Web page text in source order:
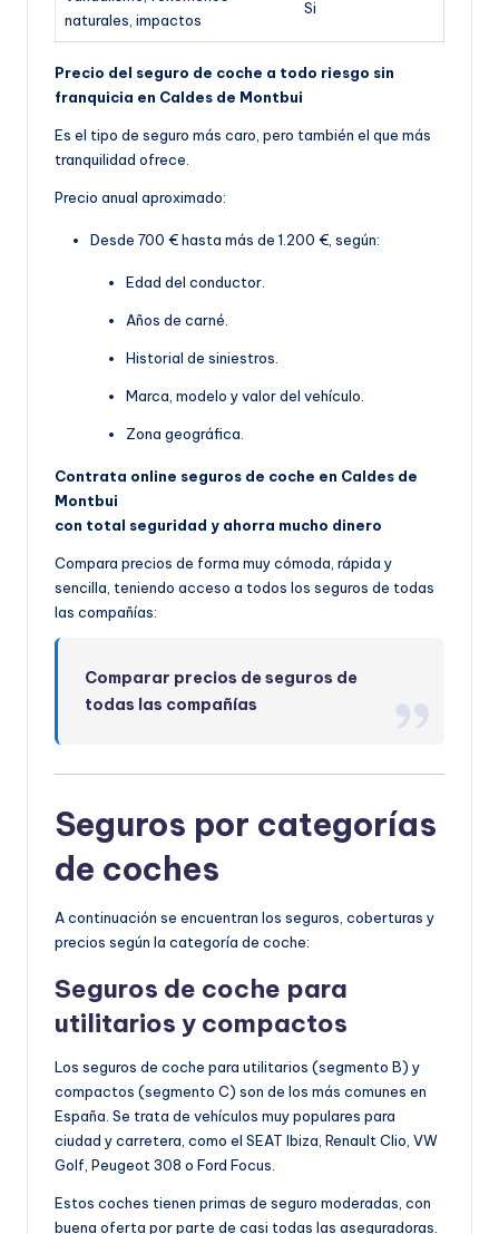
naturales, impactos
Si
Precio del seguro de coche a todo riesgo sin
franquicia en Caldes de Montbui
Es el tipo de seguro más caro, pero también el que más
tranquilidad ofrece.
Precio anual aproximado:
Desde 700 € hasta más de 1.200 €, según:
Edad del conductor.
Años de carné.
Historial de siniestros.
Marca, modelo y valor del vehículo.
Zona geográfica.
Contrata online seguros de coche en Caldes de
Montbui
con total seguridad y ahorra mucho dinero
Compara precios de forma muy cómoda, rápida y
sencilla, teniendo acceso a todos los seguros de todas
las compañías:
Comparar precios de seguros de
todas las compañías
Seguros por categorías
de coches
A continuación se encuentran los seguros, coberturas y
precios según la categoría de coche:
Seguros de coche para
utilitarios y compactos
Los seguros de coche para utilitarios (segmento B) y
compactos (segmento C) son de los más comunes en
España. Se trata de vehículos muy populares para
ciudad y carretera, como el SEAT Ibiza, Renault Clio, VW
Golf, Peugeot 308 o Ford Focus.
Estos coches tienen primas de seguro moderadas, con
buena oferta por parte de casi todas las aseguradoras.